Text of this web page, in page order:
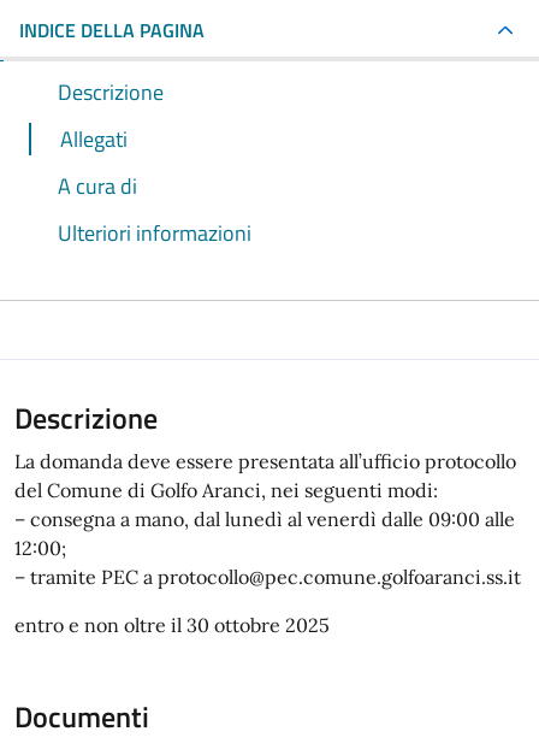
INDICE DELLA PAGINA
Descrizione
Allegati
A cura di
Ulteriori informazioni
Descrizione
La domanda deve essere presentata all’ufficio protocollo
del Comune di Golfo Aranci, nei seguenti modi:
– consegna a mano, dal lunedì al venerdì dalle 09:00 alle
12:00;
– tramite PEC a protocollo@pec.comune.golfoaranci.ss.it
entro e non oltre il 30 ottobre 2025
Documenti